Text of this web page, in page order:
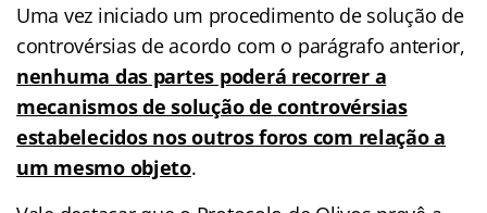
Uma vez iniciado um procedimento de solução de
controvérsias de acordo com o parágrafo anterior,
nenhuma das partes poderá recorrer a
mecanismos de solução de controvérsias
estabelecidos nos outros foros com relação a
um mesmo objeto.